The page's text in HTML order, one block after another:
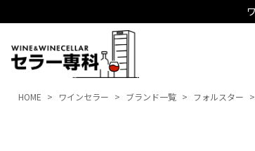
HOME ワインセラー ブランド一覧 フォルスター